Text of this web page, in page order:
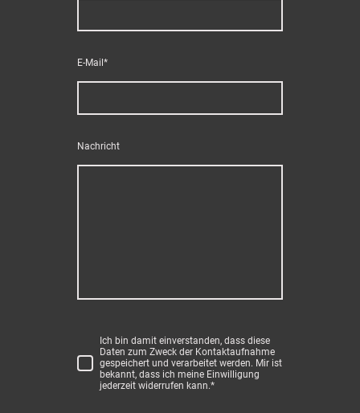
E-Mail *
Nachricht
Ich bin damit einverstanden, dass diese
Daten zum Zweck der Kontaktaufnahme
gespeichert und verarbeitet werden. Mir ist
bekannt, dass ich meine Einwilligung
jederzeit widerrufen kann.*